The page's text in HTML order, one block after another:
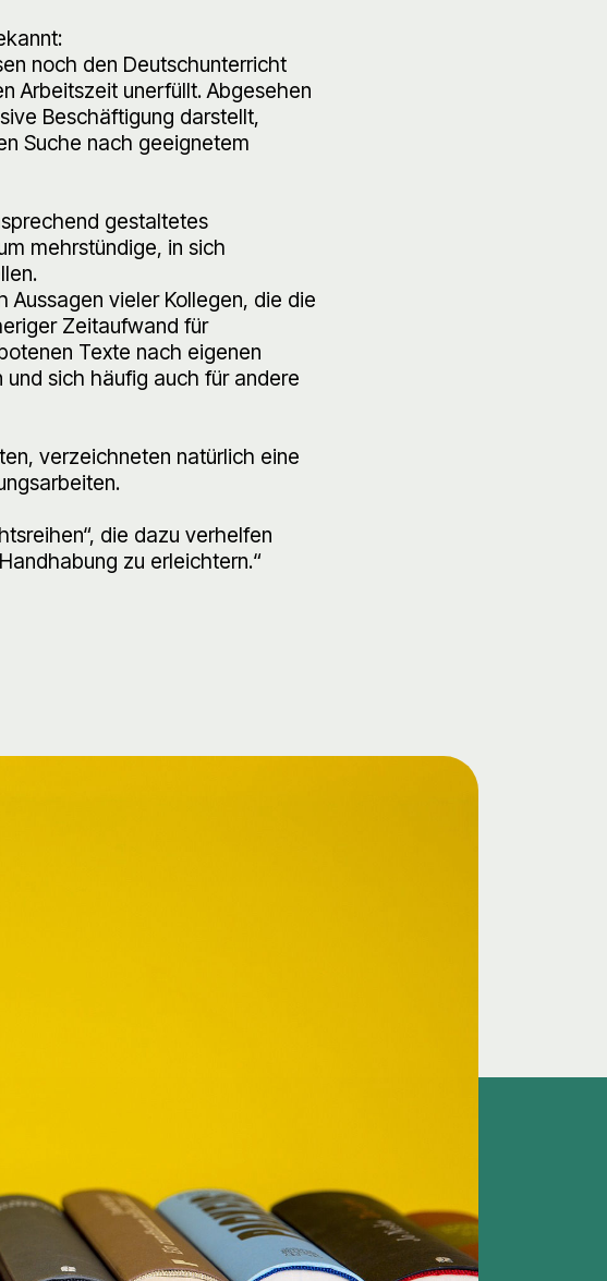
noch den Deutschunterricht
Arbeitszeit unerfüllt. Abgesehen
Beschäftigung darstellt,
Suche nach geeignetem
gestaltetes
mehrstündige, in sich
Aussagen vieler Kollegen, die die
Zeitaufwand für
Texte nach eigenen
sich häufig auch für andere
verzeichneten natürlich eine
die dazu verhelfen
zu erleichtern.“